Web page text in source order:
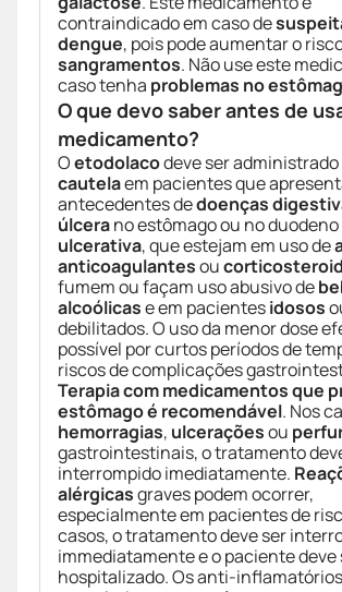
contraindicado em caso de
dengue, pois pode aumentar o
sangramentos. Não use este
caso tenha problemas no
O que devo saber antes de
medicamento?
Oetodolacodeve ser
cautelaem pacientes que
antecedentes dedoenças
úlcerano estômago ou no duodeno
ulcerativa, que estejam em uso de
anticoagulantesou
fumem ou façam uso abusivo de
alcoólicase em pacientesidosos
debilitados. O uso da menor dose
possível por curtos períodos de
riscos de complicações
Terapia com medicamentos que
estômago é recomendável. Nos
hemorragias, ulceraçõesou
gastrointestinais, o tratamento
interrompido imediatamente.
alérgicasgraves podem ocorrer,
especialmente em pacientes de
casos, o tratamento deve ser
immediatamente e o paciente deve
hospitalizado. Os anti-